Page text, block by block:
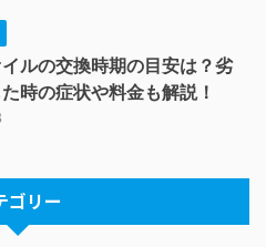
ルの交換時期の目安は？劣
時の症状や料金も解説！
ゴリー